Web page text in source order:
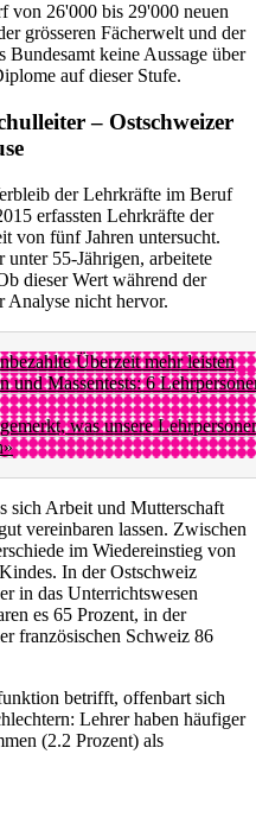
von 26'000 bis 29'000 neuen
grösseren Fächerwelt und der
keine Aussage über
auf dieser Stufe.
– Ostschweizer
der Lehrkräfte im Beruf
erfassten Lehrkräfte der
von fünf Jahren untersucht.
55-Jährigen, arbeitete
dieser Wert während der
Analyse nicht hervor.
Überzeit mehr leisten
und Massentests: 6
was unsere
sich Arbeit und Mutterschaft
vereinbaren lassen. Zwischen
im Wiedereinstieg von
In der Ostschweiz
in das Unterrichtswesen
es 65 Prozent, in der
französischen Schweiz 86
betrifft, offenbart sich
Lehrer haben häufiger
(2.2 Prozent) als